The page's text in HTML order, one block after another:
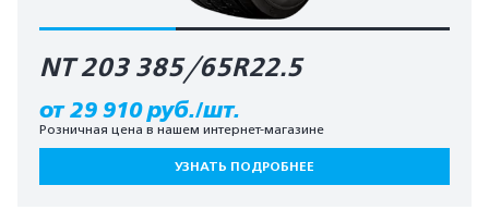
NT 203 385/65R22.5
от 29 910 руб./шт.
Розничная цена в нашем интернет-магазине
УЗНАТЬ ПОДРОБНЕЕ